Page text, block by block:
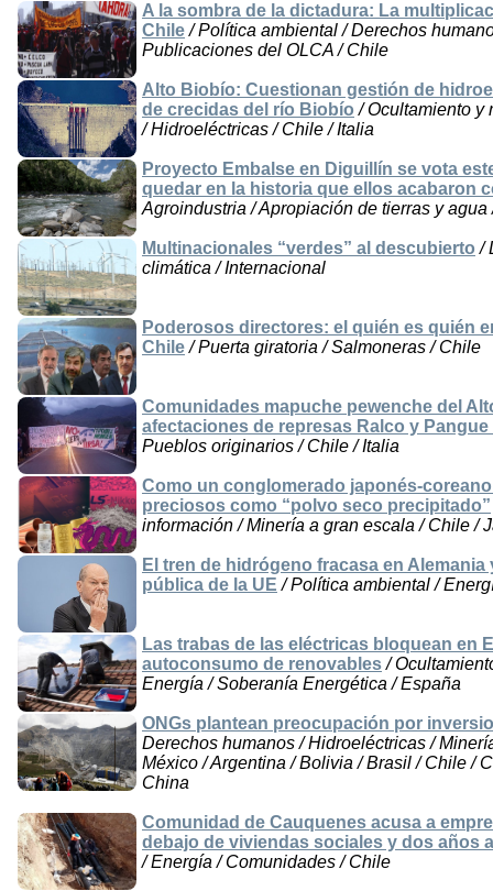
A la sombra de la dictadura: La
Chile/ Política ambiental / Derechos
Publicaciones del OLCA / Chile
Alto Biobío: Cuestionan gestión de
de crecidas del río Biobío / Ocultamiento y
/ Hidroeléctricas / Chile / Italia
Proyecto Embalse en Diguillín se vota
quedar en la historia que ellos acabaron
Agroindustria / Apropiación de tierras y
Multinacionales “verdes” al descubierto /
climática / Internacional
Poderosos directores: el quién es quién
Chile/ Puerta giratoria / Salmoneras / Chile
Comunidades mapuche pewenche del
afectaciones de represas Ralco y
Pueblos originarios / Chile / Italia
Como un conglomerado japonés-
preciosos como “polvo seco precipitado”
información / Minería a gran escala / Chile /
El tren de hidrógeno fracasa en
pública de la UE / Política ambiental /
Las trabas de las eléctricas bloquean en
autoconsumo de renovables/
Energía / Soberanía Energética / España
ONGs plantean preocupación por
Derechos humanos / Hidroeléctricas /
México / Argentina / Bolivia / Brasil / Chile /
China
Comunidad de Cauquenes acusa a
debajo de viviendas sociales y dos años
/ Energía / Comunidades / Chile